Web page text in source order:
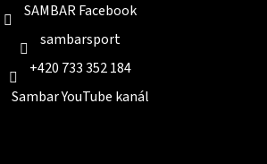
SAMBAR Facebook
sambarsport
+420 733 352 184
Sambar YouTube kanál